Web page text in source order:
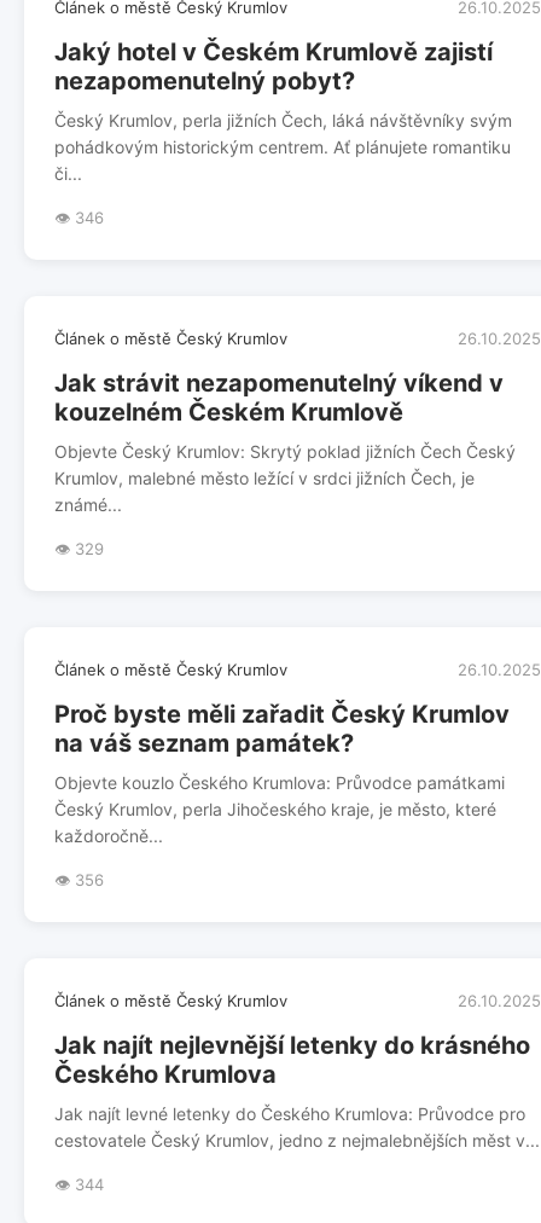
Článek o městě Český Krumlov 26.10.2025
Jaký hotel v Českém Krumlově zajistí
nezapomenutelný pobyt?
Český Krumlov, perla jižních Čech, láká návštěvníky svým
pohádkovým historickým centrem. Ať plánujete romantiku
či...
👁️ 346
Článek o městě Český Krumlov 26.10.2025
Jak strávit nezapomenutelný víkend v
kouzelném Českém Krumlově
Objevte Český Krumlov: Skrytý poklad jižních Čech Český
Krumlov, malebné město ležící v srdci jižních Čech, je
známé...
👁️ 329
Článek o městě Český Krumlov 26.10.2025
Proč byste měli zařadit Český Krumlov
na váš seznam památek?
Objevte kouzlo Českého Krumlova: Průvodce památkami
Český Krumlov, perla Jihočeského kraje, je město, které
každoročně...
👁️ 356
Článek o městě Český Krumlov 26.10.2025
Jak najít nejlevnější letenky do krásného
Českého Krumlova
Jak najít levné letenky do Českého Krumlova: Průvodce pro
cestovatele Český Krumlov, jedno z nejmalebnějších měst v...
👁️ 344